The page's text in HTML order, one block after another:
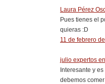
Laura Pérez
Pues tienes el
quieras :D
11 de febrero
julio expertos
Interesante y
debemos